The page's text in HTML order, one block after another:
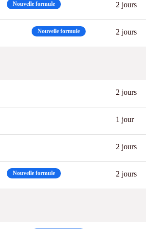
Nouvelle formule 2 jours
Nouvelle formule 2 jours
2 jours
1 jour
2 jours
Nouvelle formule 2 jours